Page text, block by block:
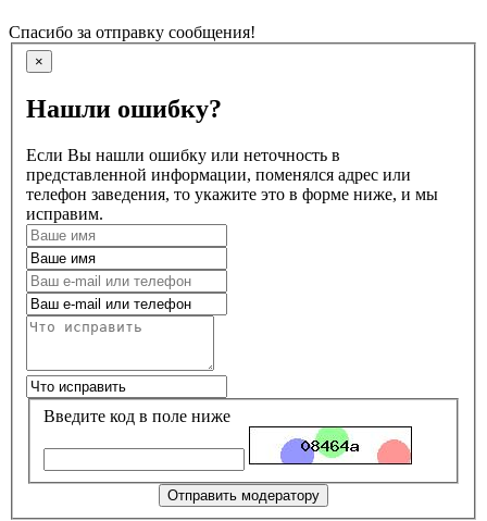
Спасибо за отправку сообщения!
×
Нашли ошибку?
Если Вы нашли ошибку или неточность в
представленной информации, поменялся адрес или
телефон заведения, то укажите это в форме ниже, и мы
исправим.
Введите код в поле ниже
Отправить модератору